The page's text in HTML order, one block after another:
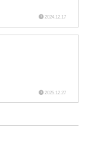
2024.12.17
2025.12.27